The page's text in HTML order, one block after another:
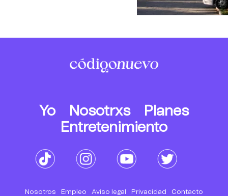
Yo Nosotrxs
Planes
Entretenimiento
Nosotros Empleo Aviso legal Privacidad Contacto